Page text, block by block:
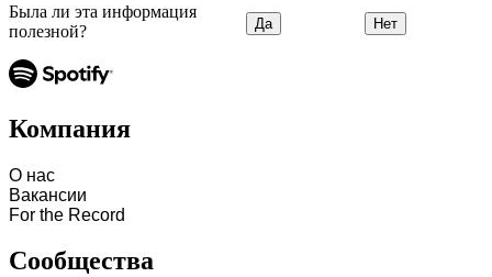
Была ли эта информация
полезной?
Да Нет
Компания
О нас
Вакансии
For the Record
Сообщества